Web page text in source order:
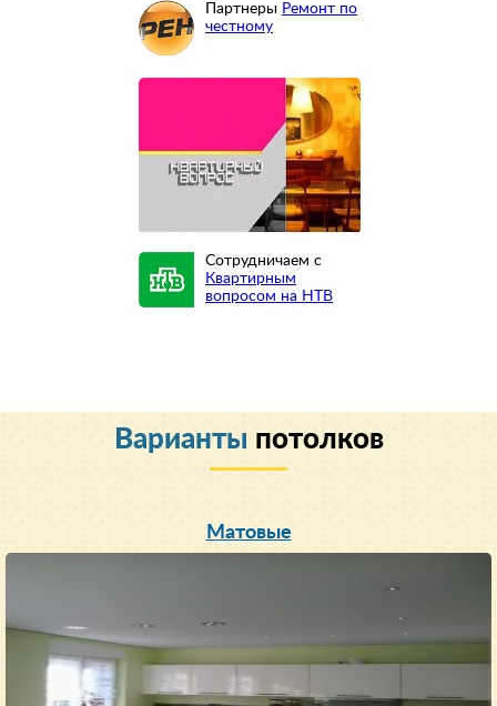
Партнеры Ремонт по
честному
Сотрудничаем с
Квартирным
вопросом на НТВ
Варианты потолков
Матовые